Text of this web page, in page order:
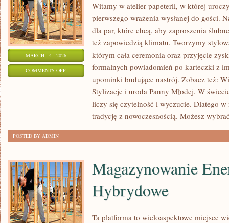
MARCH - 4 - 2026
COMMENTS OFFON
Witamy w atelier papeterii, w której
pierwszego wrażenia wysłanej do gości.
dla par, które chcą, aby zaproszenia
też zapowiedzią klimatu. Tworzymy
którym cała ceremonia oraz przyjęcie
formalnych powiadomień po karteczki z
upominki budujące nastrój. Zobacz też:
Stylizacje i uroda Panny Młodej. W
liczy się czytelność i wyczucie. Dlatego w
tradycję z nowoczesnością. Możesz
POSTED BY ADMIN
Magazynowanie
Hybrydowe
Ta platforma to wieloaspektowe miejsce